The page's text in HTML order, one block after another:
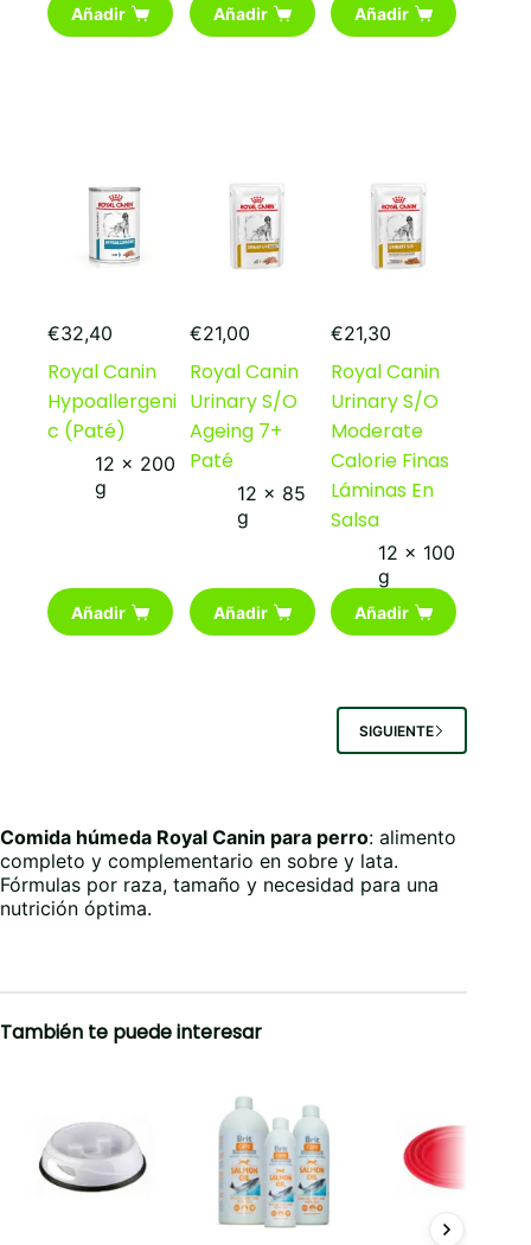
Añadir Añadir Añadir
€32,40
Royal Canin
Hypoallergeni
c (Paté)
12 x 200
g
Añadir
€21,00
Royal Canin
Urinary S/O
Ageing 7+
Paté
12 x 85
g
Añadir
€21,30
Royal Canin
Urinary S/O
Moderate
Calorie Finas
Láminas En
Salsa
12 x 100
g
Añadir
SIGUIENTE
Comida húmeda Royal Canin para perro: alimento
completo y complementario en sobre y lata.
Fórmulas por raza, tamaño y necesidad para una
nutrición óptima.
También te puede interesar